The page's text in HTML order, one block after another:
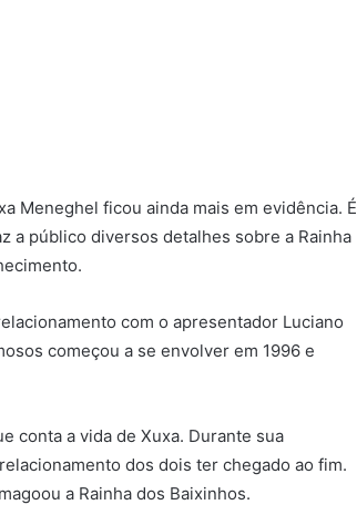
Meneghel ficou ainda mais em evidência. É
a público diversos detalhes sobre a Rainha
com o apresentador Luciano
começou a se envolver em 1996 e
conta a vida de Xuxa. Durante sua
dos dois ter chegado ao fim.
a Rainha dos Baixinhos.